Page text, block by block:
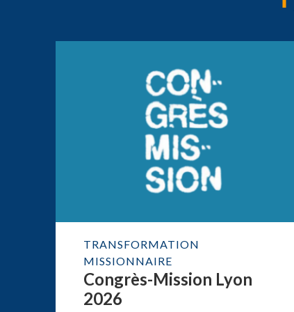
TRANSFORMATION
MISSIONNAIRE
Congrès-Mission Lyon
2026